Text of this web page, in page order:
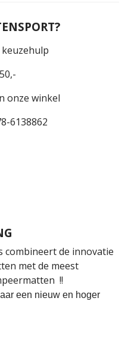
onze winkel
6138862
de innovatie
met de meest
!!
een nieuw en hoger